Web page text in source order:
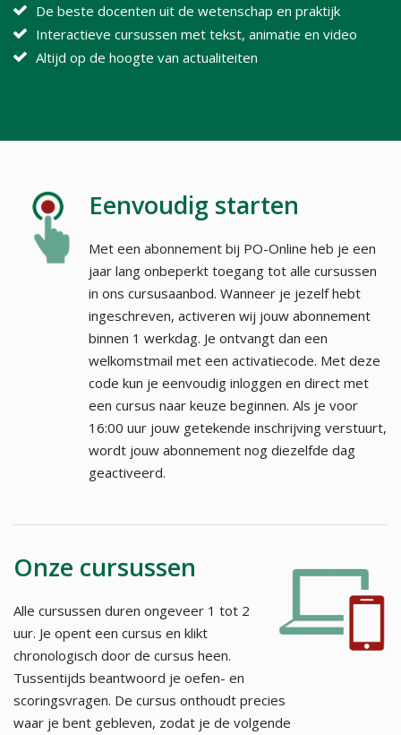
De beste docenten uit de wetenschap en praktijk
Interactieve cursussen met tekst, animatie en video
Altijd op de hoogte van actualiteiten
Eenvoudig starten
Met een abonnement bij PO-Online heb je een
jaar lang onbeperkt toegang tot alle cursussen
in ons cursusaanbod. Wanneer je jezelf hebt
ingeschreven, activeren wij jouw abonnement
binnen 1 werkdag. Je ontvangt dan een
welkomstmail met een activatiecode. Met deze
code kun je eenvoudig inloggen en direct met
een cursus naar keuze beginnen. Als je voor
16:00 uur jouw getekende inschrijving verstuurt,
wordt jouw abonnement nog diezelfde dag
geactiveerd.
Onze cursussen
Alle cursussen duren ongeveer 1 tot 2
uur. Je opent een cursus en klikt
chronologisch door de cursus heen.
Tussentijds beantwoord je oefen- en
scoringsvragen. De cursus onthoudt precies
waar je bent gebleven, zodat je de volgende